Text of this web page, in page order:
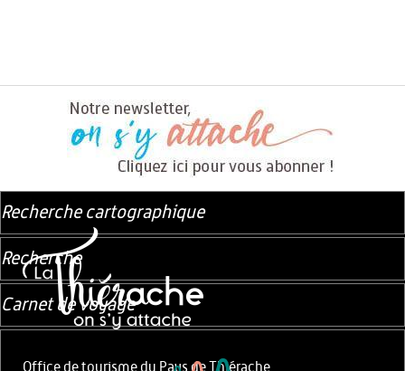
Office de tourisme du Pays de Thiérache
Recherche cartographique
Recherche
Carnet de voyage